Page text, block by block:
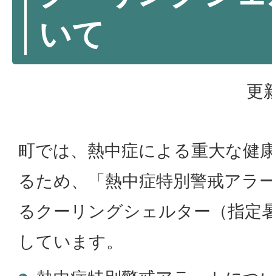
いて
更
町では、熱中症による重大な健
るため、「熱中症特別警戒アラ
るクーリングシェルター（指定
しています。